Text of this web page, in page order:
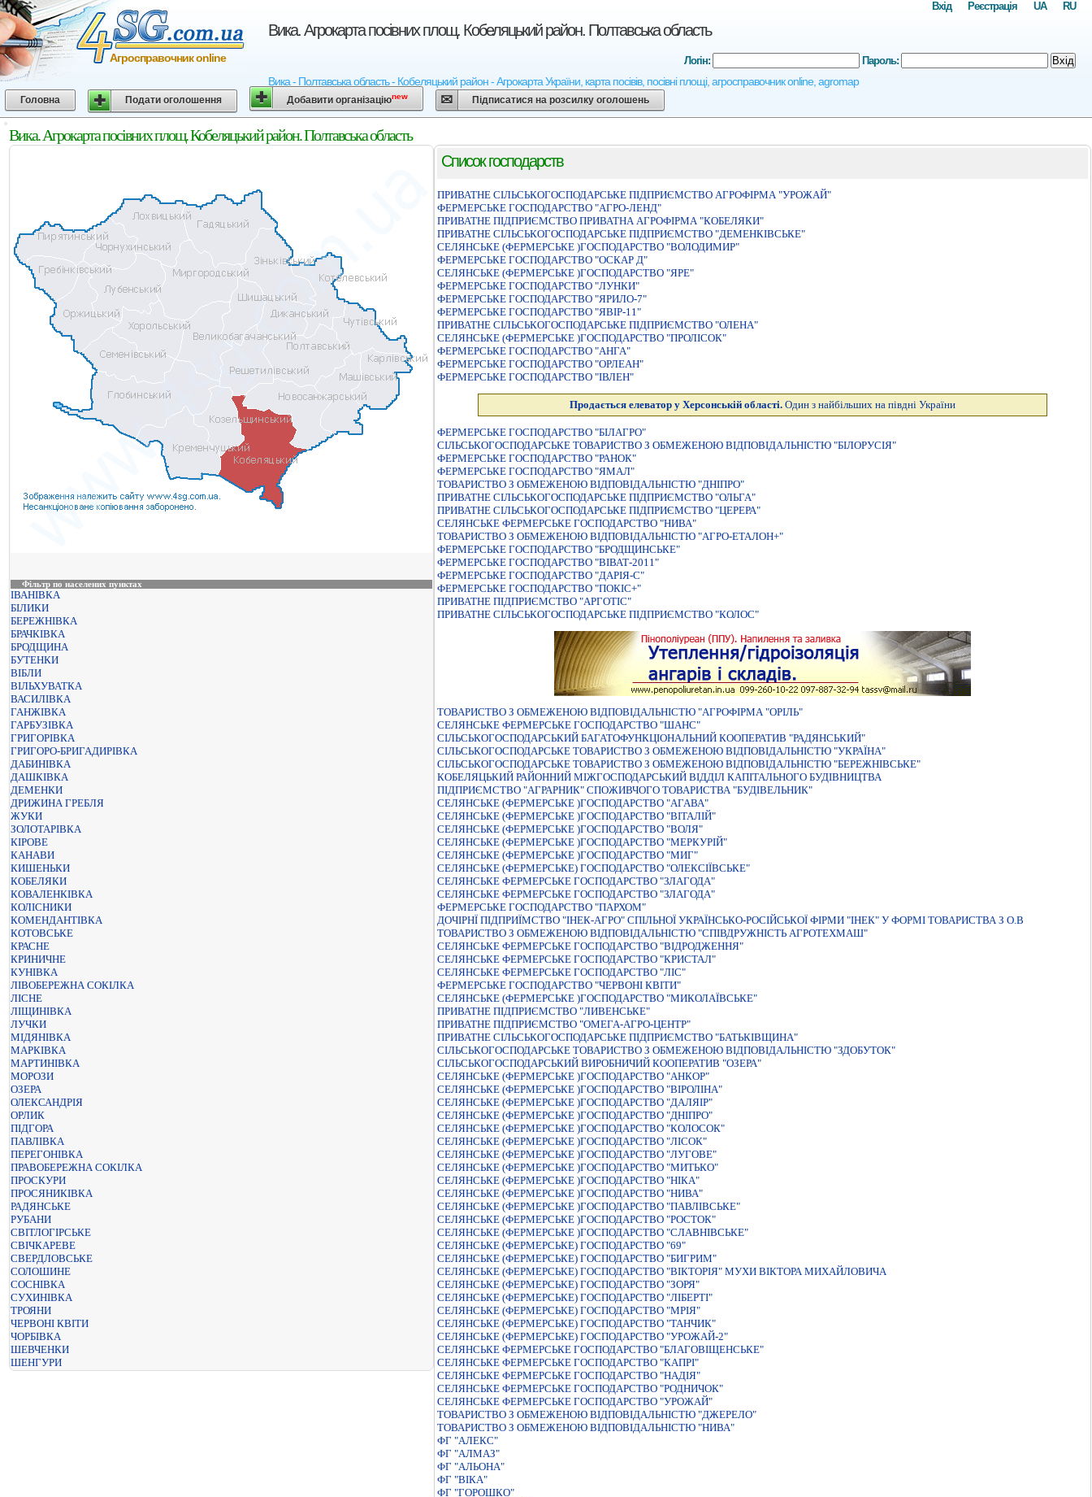
Вика. Агрокарта посівних площ. Кобеляцький район. Полтавська область
Вика - Полтавська область - Кобеляцький район - Агрокарта України, карта посівів, посівні площі, агросправочник online, agromap
Агросправочник online
RU
UA
Реєстрація
Вхід
Логін: Пароль: Вхід
Головна Подати оголошення Добавити організаціюnew Підписатися на розсилку оголошень
Вика. Агрокарта посівних площ. Кобеляцький район. Полтавська область
Фільтр по населених пунктах
ІВАНІВКА
БІЛИКИ
БЕРЕЖНІВКА
БРАЧКІВКА
БРОДЩИНА
БУТЕНКИ
ВІБЛИ
ВІЛЬХУВАТКА
ВАСИЛІВКА
ГАНЖІВКА
ГАРБУЗІВКА
ГРИГОРІВКА
ГРИГОРО-БРИГАДИРІВКА
ДАБИНІВКА
ДАШКІВКА
ДЕМЕНКИ
ДРИЖИНА ГРЕБЛЯ
ЖУКИ
ЗОЛОТАРІВКА
КІРОВЕ
КАНАВИ
КИШЕНЬКИ
КОБЕЛЯКИ
КОВАЛЕНКІВКА
КОЛІСНИКИ
КОМЕНДАНТІВКА
КОТОВСЬКЕ
КРАСНЕ
КРИНИЧНЕ
КУНІВКА
ЛІВОБЕРЕЖНА СОКІЛКА
ЛІСНЕ
ЛІЩИНІВКА
ЛУЧКИ
МІДЯНІВКА
МАРКІВКА
МАРТИНІВКА
МОРОЗИ
ОЗЕРА
ОЛЕКСАНДРІЯ
ОРЛИК
ПІДГОРА
ПАВЛІВКА
ПЕРЕГОНІВКА
ПРАВОБЕРЕЖНА СОКІЛКА
ПРОСКУРИ
ПРОСЯНИКІВКА
РАДЯНСЬКЕ
РУБАНИ
СВІТЛОГІРСЬКЕ
СВІЧКАРЕВЕ
СВЕРДЛОВСЬКЕ
СОЛОШИНЕ
СОСНІВКА
СУХИНІВКА
ТРОЯНИ
ЧЕРВОНІ КВІТИ
ЧОРБІВКА
ШЕВЧЕНКИ
ШЕНГУРИ
Список господарств
ПРИВАТНЕ СIЛЬСЬКОГОСПОДАРСЬКЕ ПIДПРИЄМСТВО АГРОФIРМА "УРОЖАЙ"
ФЕРМЕРСЬКЕ ГОСПОДАРСТВО "АГРО-ЛЕНД"
ПРИВАТНЕ ПIДПРИЄМСТВО ПРИВАТНА АГРОФIРМА "КОБЕЛЯКИ"
ПРИВАТНЕ СIЛЬСЬКОГОСПОДАРСЬКЕ ПIДПРИЄМСТВО "ДЕМЕНКIВСЬКЕ"
СЕЛЯНСЬКЕ (ФЕРМЕРСЬКЕ )ГОСПОДАРСТВО "ВОЛОДИМИР"
ФЕРМЕРСЬКЕ ГОСПОДАРСТВО "ОСКАР Д"
СЕЛЯНСЬКЕ (ФЕРМЕРСЬКЕ )ГОСПОДАРСТВО "ЯРЕ"
ФЕРМЕРСЬКЕ ГОСПОДАРСТВО "ЛУНКИ"
ФЕРМЕРСЬКЕ ГОСПОДАРСТВО "ЯРИЛО-7"
ФЕРМЕРСЬКЕ ГОСПОДАРСТВО "ЯВIР-11"
ПРИВАТНЕ СIЛЬСЬКОГОСПОДАРСЬКЕ ПIДПРИЄМСТВО "ОЛЕНА"
СЕЛЯНСЬКЕ (ФЕРМЕРСЬКЕ )ГОСПОДАРСТВО "ПРОЛIСОК"
ФЕРМЕРСЬКЕ ГОСПОДАРСТВО "АНГА"
ФЕРМЕРСЬКЕ ГОСПОДАРСТВО "ОРЛЕАН"
ФЕРМЕРСЬКЕ ГОСПОДАРСТВО "IВЛЕН"
Продається елеватор у Херсонській області. Один з найбільших на півдні України
ФЕРМЕРСЬКЕ ГОСПОДАРСТВО "БІЛАГРО"
СIЛЬСЬКОГОСПОДАРСЬКЕ ТОВАРИСТВО З ОБМЕЖЕНОЮ ВIДПОВIДАЛЬНIСТЮ "БIЛОРУСIЯ"
ФЕРМЕРСЬКЕ ГОСПОДАРСТВО "РАНОК"
ФЕРМЕРСЬКЕ ГОСПОДАРСТВО "ЯМАЛ"
ТОВАРИСТВО З ОБМЕЖЕНОЮ ВIДПОВIДАЛЬНIСТЮ "ДНIПРО"
ПРИВАТНЕ СIЛЬСЬКОГОСПОДАРСЬКЕ ПIДПРИЄМСТВО "ОЛЬГА"
ПРИВАТНЕ СIЛЬСЬКОГОСПОДАРСЬКЕ ПIДПРИЄМСТВО "ЦЕРЕРА"
СЕЛЯНСЬКЕ ФЕРМЕРСЬКЕ ГОСПОДАРСТВО "НИВА"
ТОВАРИСТВО З ОБМЕЖЕНОЮ ВІДПОВІДАЛЬНІСТЮ "АГРО-ЕТАЛОН+"
ФЕРМЕРСЬКЕ ГОСПОДАРСТВО "БРОДЩИНСЬКЕ"
ФЕРМЕРСЬКЕ ГОСПОДАРСТВО "ВIВАТ-2011"
ФЕРМЕРСЬКЕ ГОСПОДАРСТВО "ДАРIЯ-С"
ФЕРМЕРСЬКЕ ГОСПОДАРСТВО "ПОКІС+"
ПРИВАТНЕ ПIДПРИЄМСТВО "АРГОТIС"
ПРИВАТНЕ СIЛЬСЬКОГОСПОДАРСЬКЕ ПIДПРИЄМСТВО "КОЛОС"
ТОВАРИСТВО З ОБМЕЖЕНОЮ ВIДПОВIДАЛЬНIСТЮ "АГРОФIРМА "ОРIЛЬ"
СЕЛЯНСЬКЕ ФЕРМЕРСЬКЕ ГОСПОДАРСТВО "ШАНС"
СIЛЬСЬКОГОСПОДАРСЬКИЙ БАГАТОФУНКЦIОНАЛЬНИЙ КООПЕРАТИВ "РАДЯНСЬКИЙ"
СIЛЬСЬКОГОСПОДАРСЬКЕ ТОВАРИСТВО З ОБМЕЖЕНОЮ ВIДПОВIДАЛЬНIСТЮ "УКРАЇНА"
СІЛЬСЬКОГОСПОДАРСЬКЕ ТОВАРИСТВО З ОБМЕЖЕНОЮ ВІДПОВІДАЛЬНІСТЮ "БЕРЕЖНІВСЬКЕ"
КОБЕЛЯЦЬКИЙ РАЙОННИЙ МIЖГОСПОДАРСЬКИЙ ВIДДIЛ КАПIТАЛЬНОГО БУДIВНИЦТВА
ПIДПРИЄМСТВО "АГРАРНИК" СПОЖИВЧОГО ТОВАРИСТВА "БУДIВЕЛЬНИК"
СЕЛЯНСЬКЕ (ФЕРМЕРСЬКЕ )ГОСПОДАРСТВО "АГАВА"
СЕЛЯНСЬКЕ (ФЕРМЕРСЬКЕ )ГОСПОДАРСТВО "ВIТАЛIЙ"
СЕЛЯНСЬКЕ (ФЕРМЕРСЬКЕ )ГОСПОДАРСТВО "ВОЛЯ"
СЕЛЯНСЬКЕ (ФЕРМЕРСЬКЕ )ГОСПОДАРСТВО "МЕРКУРIЙ"
СЕЛЯНСЬКЕ (ФЕРМЕРСЬКЕ )ГОСПОДАРСТВО "МИГ"
СЕЛЯНСЬКЕ (ФЕРМЕРСЬКЕ) ГОСПОДАРСТВО "ОЛЕКСIЇВСЬКЕ"
СЕЛЯНСЬКЕ ФЕРМЕРСЬКЕ ГОСПОДАРСТВО "ЗЛАГОДА"
СЕЛЯНСЬКЕ ФЕРМЕРСЬКЕ ГОСПОДАРСТВО "ЗЛАГОДА"
ФЕРМЕРСЬКЕ ГОСПОДАРСТВО "ПАРХОМ"
ДОЧIРНЇ ПIДПРИЇМСТВО "IНЕК-АГРО" СПIЛЬНОЇ УКРАЇНСЬКО-РОСIЙСЬКОЇ ФIРМИ "IНЕК" У ФОРМI ТОВАРИСТВА З О.В
ТОВАРИСТВО З ОБМЕЖЕНОЮ ВIДПОВIДАЛЬНIСТЮ "СПIВДРУЖНIСТЬ АГРОТЕХМАШ"
СЕЛЯНСЬКЕ ФЕРМЕРСЬКЕ ГОСПОДАРСТВО "ВIДРОДЖЕННЯ"
СЕЛЯНСЬКЕ ФЕРМЕРСЬКЕ ГОСПОДАРСТВО "КРИСТАЛ"
СЕЛЯНСЬКЕ ФЕРМЕРСЬКЕ ГОСПОДАРСТВО "ЛIС"
ФЕРМЕРСЬКЕ ГОСПОДАРСТВО "ЧЕРВОНI КВIТИ"
СЕЛЯНСЬКЕ (ФЕРМЕРСЬКЕ )ГОСПОДАРСТВО "МИКОЛАЇВСЬКЕ"
ПРИВАТНЕ ПIДПРИЄМСТВО "ЛИВЕНСЬКЕ"
ПРИВАТНЕ ПIДПРИЄМСТВО "ОМЕГА-АГРО-ЦЕНТР"
ПРИВАТНЕ СIЛЬСЬКОГОСПОДАРСЬКЕ ПIДПРИЄМСТВО "БАТЬКIВЩИНА"
СIЛЬСЬКОГОСПОДАРСЬКЕ ТОВАРИСТВО З ОБМЕЖЕНОЮ ВIДПОВIДАЛЬНIСТЮ "ЗДОБУТОК"
СІЛЬСЬКОГОСПОДАРСЬКИЙ ВИРОБНИЧИЙ КООПЕРАТИВ "ОЗЕРА"
СЕЛЯНСЬКЕ (ФЕРМЕРСЬКЕ )ГОСПОДАРСТВО "АНКОР"
СЕЛЯНСЬКЕ (ФЕРМЕРСЬКЕ )ГОСПОДАРСТВО "ВIРОЛIНА"
СЕЛЯНСЬКЕ (ФЕРМЕРСЬКЕ )ГОСПОДАРСТВО "ДАЛЯIР"
СЕЛЯНСЬКЕ (ФЕРМЕРСЬКЕ )ГОСПОДАРСТВО "ДНIПРО"
СЕЛЯНСЬКЕ (ФЕРМЕРСЬКЕ )ГОСПОДАРСТВО "КОЛОСОК"
СЕЛЯНСЬКЕ (ФЕРМЕРСЬКЕ )ГОСПОДАРСТВО "ЛIСОК"
СЕЛЯНСЬКЕ (ФЕРМЕРСЬКЕ )ГОСПОДАРСТВО "ЛУГОВЕ"
СЕЛЯНСЬКЕ (ФЕРМЕРСЬКЕ )ГОСПОДАРСТВО "МИТЬКО"
СЕЛЯНСЬКЕ (ФЕРМЕРСЬКЕ )ГОСПОДАРСТВО "НIКА"
СЕЛЯНСЬКЕ (ФЕРМЕРСЬКЕ )ГОСПОДАРСТВО "НИВА"
СЕЛЯНСЬКЕ (ФЕРМЕРСЬКЕ )ГОСПОДАРСТВО "ПАВЛIВСЬКЕ"
СЕЛЯНСЬКЕ (ФЕРМЕРСЬКЕ )ГОСПОДАРСТВО "РОСТОК"
СЕЛЯНСЬКЕ (ФЕРМЕРСЬКЕ )ГОСПОДАРСТВО "СЛАВНIВСЬКЕ"
СЕЛЯНСЬКЕ (ФЕРМЕРСЬКЕ) ГОСПОДАРСТВО "69"
СЕЛЯНСЬКЕ (ФЕРМЕРСЬКЕ) ГОСПОДАРСТВО "БИГРИМ"
СЕЛЯНСЬКЕ (ФЕРМЕРСЬКЕ) ГОСПОДАРСТВО "ВIКТОРIЯ" МУХИ ВIКТОРА МИХАЙЛОВИЧА
СЕЛЯНСЬКЕ (ФЕРМЕРСЬКЕ) ГОСПОДАРСТВО "ЗОРЯ"
СЕЛЯНСЬКЕ (ФЕРМЕРСЬКЕ) ГОСПОДАРСТВО "ЛIБЕРТI"
СЕЛЯНСЬКЕ (ФЕРМЕРСЬКЕ) ГОСПОДАРСТВО "МРIЯ"
СЕЛЯНСЬКЕ (ФЕРМЕРСЬКЕ) ГОСПОДАРСТВО "ТАНЧИК"
СЕЛЯНСЬКЕ (ФЕРМЕРСЬКЕ) ГОСПОДАРСТВО "УРОЖАЙ-2"
СЕЛЯНСЬКЕ ФЕРМЕРСЬКЕ ГОСПОДАРСТВО "БЛАГОВIЩЕНСЬКЕ"
СЕЛЯНСЬКЕ ФЕРМЕРСЬКЕ ГОСПОДАРСТВО "КАПРI"
СЕЛЯНСЬКЕ ФЕРМЕРСЬКЕ ГОСПОДАРСТВО "НАДIЯ"
СЕЛЯНСЬКЕ ФЕРМЕРСЬКЕ ГОСПОДАРСТВО "РОДНИЧОК"
СЕЛЯНСЬКЕ ФЕРМЕРСЬКЕ ГОСПОДАРСТВО "УРОЖАЙ"
ТОВАРИСТВО З ОБМЕЖЕНОЮ ВIДПОВIДАЛЬНIСТЮ "ДЖЕРЕЛО"
ТОВАРИСТВО З ОБМЕЖЕНОЮ ВIДПОВIДАЛЬНIСТЮ "НИВА"
ФГ "АЛЕКС"
ФГ "АЛМАЗ"
ФГ "АЛЬОНА"
ФГ "ВІКА"
ФГ "ГОРОШКО"